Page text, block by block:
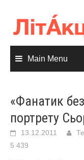
content
Main Menu
«Фанатик
портрету
13.12.2011
5 439